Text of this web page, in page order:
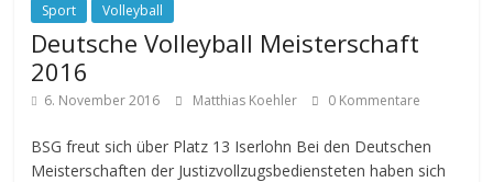
Sport Volleyball
Deutsche Volleyball Meisterschaft
2016
6. November 2016 Matthias Koehler 0 Kommentare
BSG freut sich über Platz 13 Iserlohn Bei den Deutschen
Meisterschaften der Justizvollzugsbediensteten haben sich